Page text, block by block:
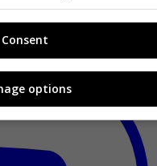
S.A.
Consent
options